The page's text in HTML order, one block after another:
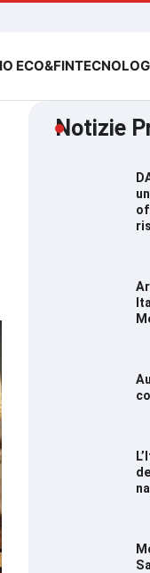
ECO&FIN
Notizie